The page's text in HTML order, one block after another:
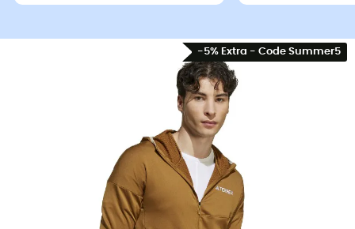
-5% Extra - Code Summer5
Stellen Sie sich vor, Sie befinden sich auf einem
kurvenreichen Pfad in den Bergen, der frische Wind